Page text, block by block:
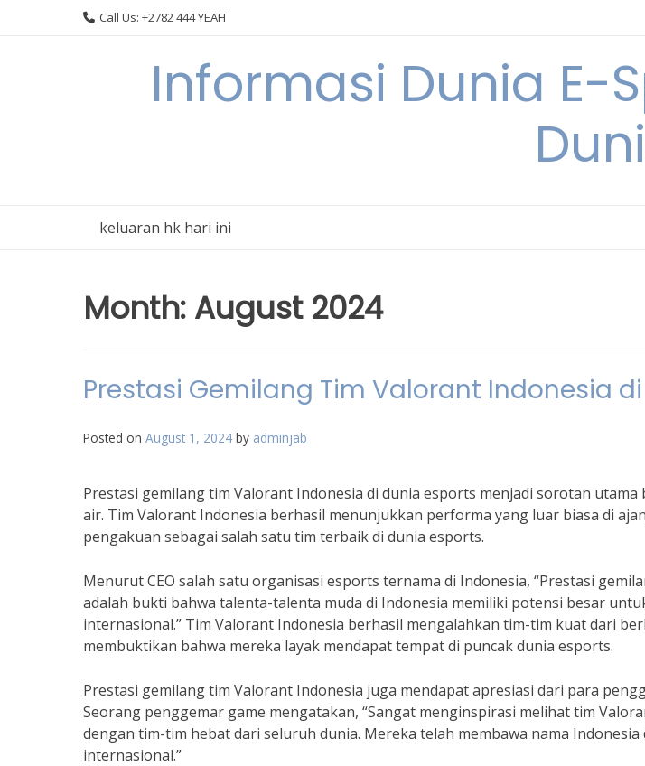
Call Us: +2782 444 YEAH
Informasi Dunia E-
keluaran hk hari ini
Month: August 2024
Prestasi Gemilang Tim Valorant Indonesia
Posted on August 1, 2024 by adminjab
Prestasi gemilang tim Valorant Indonesia di dunia esports menjadi sorotan utama
air. Tim Valorant Indonesia berhasil menunjukkan performa yang luar biasa di
pengakuan sebagai salah satu tim terbaik di dunia esports.
Menurut CEO salah satu organisasi esports ternama di Indonesia, “Prestasi
adalah bukti bahwa talenta-talenta muda di Indonesia memiliki potensi besar
internasional.” Tim Valorant Indonesia berhasil mengalahkan tim-tim kuat dari
membuktikan bahwa mereka layak mendapat tempat di puncak dunia esports.
Prestasi gemilang tim Valorant Indonesia juga mendapat apresiasi dari para
Seorang penggemar game mengatakan, “Sangat menginspirasi melihat tim
dengan tim-tim hebat dari seluruh dunia. Mereka telah membawa nama Indonesia
internasional.”